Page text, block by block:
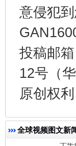
意侵犯
投稿邮
12号（
原创权
全球视频图文新
千